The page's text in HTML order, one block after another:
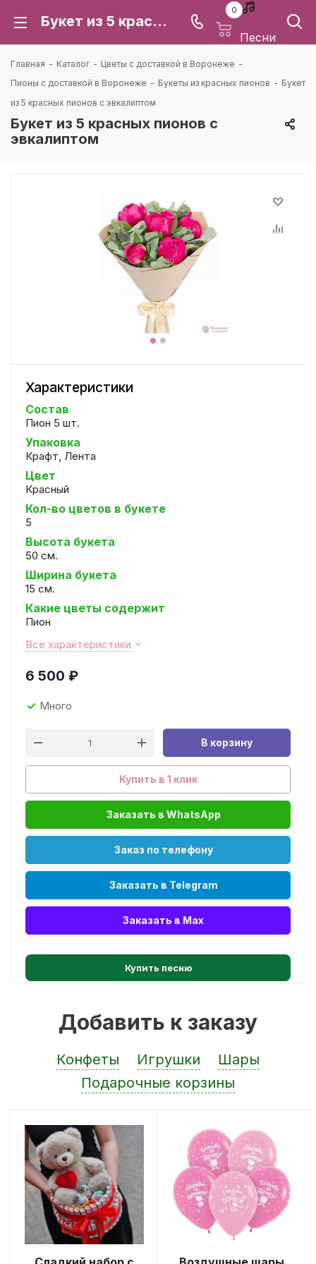
Букет из 5 красных пионов с эвкалиптом: цена и доставка в Воронеже | Каталея
0
Песни
Главная - Каталог - Цветы с доставкой в Воронеже -
Пионы с доставкой в Воронеже - Букеты из красных пионов - Букет
из 5 красных пионов с эвкалиптом
Букет из 5 красных пионов с
эвкалиптом
Характеристики
Состав
Пион 5 шт.
Упаковка
Крафт, Лента
Цвет
Красный
Кол-во цветов в букете
5
Высота букета
50 см.
Ширина букета
15 см.
Какие цветы содержит
Пион
Все характеристики
6 500 ₽
Много
В корзину
Купить в 1 клик
Заказать в WhatsApp
Заказ по телефону
Заказать в Telegram
Заказать в Max
Купить песню
Добавить к заказу
Конфеты Игрушки
Шары
Подарочные корзины